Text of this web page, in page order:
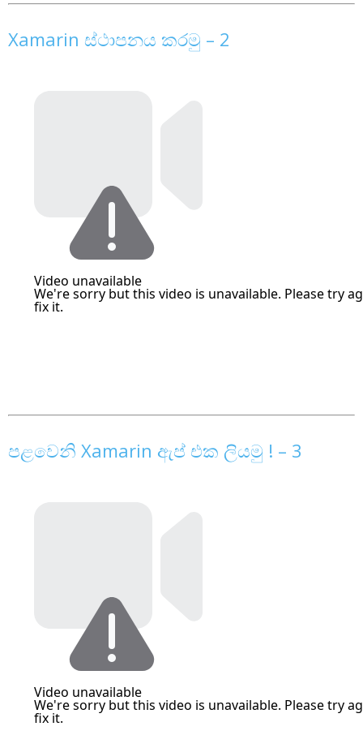
Xamarin ස්ථාපනය කරමු – 2
පළවෙනි Xamarin ඇප් එක ලියමු ! – 3